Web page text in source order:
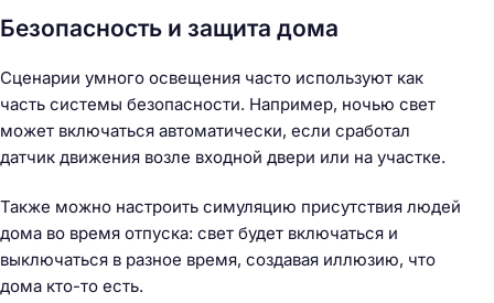
Безопасность и защита дома
Сценарии умного освещения часто используют как
часть системы безопасности. Например, ночью свет
может включаться автоматически, если сработал
датчик движения возле входной двери или на участке.
Также можно настроить симуляцию присутствия людей
дома во время отпуска: свет будет включаться и
выключаться в разное время, создавая иллюзию, что
дома кто-то есть.